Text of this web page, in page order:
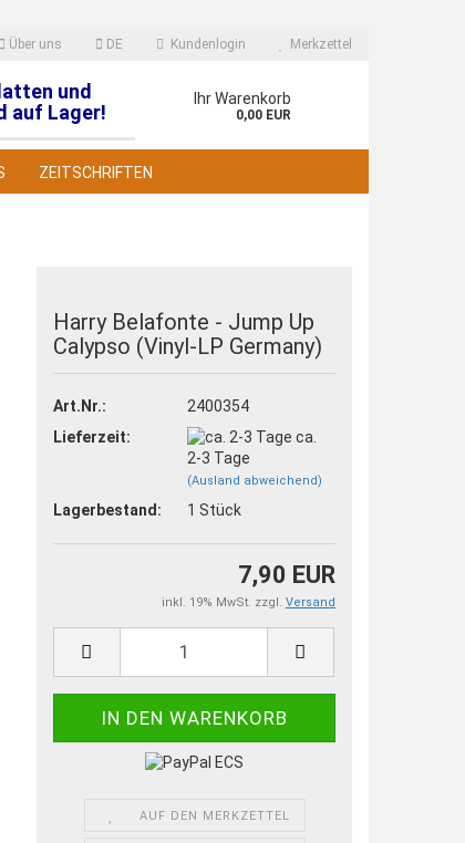
Über uns DE Kundenlogin Merkzettel
und
auf Lager!
Ihr Warenkorb
0,00 EUR
ZEITSCHRIFTEN
Harry Belafonte - Jump Up
Calypso (Vinyl-LP Germany)
Art.Nr.:
2400354
Lieferzeit:
ca.
2-3 Tage
(Ausland abweichend)
Lagerbestand: 1Stück
7,90 EUR
inkl. 19% MwSt. zzgl. Versand
AUF DEN MERKZETTEL